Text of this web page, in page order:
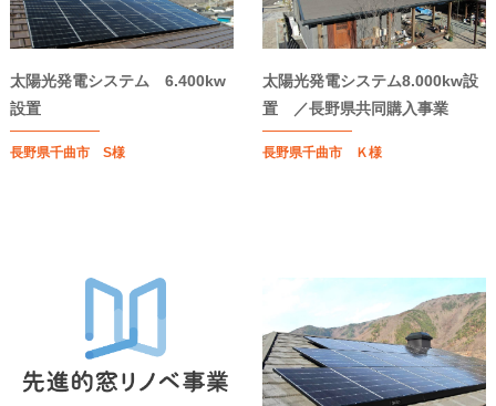
太陽光発電システム 6.400kw
設置
長野県千曲市 S様
太陽光発電システム8.000kw設
置 ／長野県共同購入事業
長野県千曲市 Ｋ様